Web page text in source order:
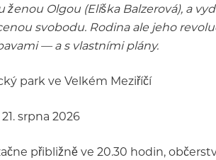
ženou Olgou (Eliška Balzerová), a
svobodu. Rodina ale jeho
— a s vlastními plány.
park ve Velkém Meziříčí
srpna 2026
přibližně ve 20.30 hodin,